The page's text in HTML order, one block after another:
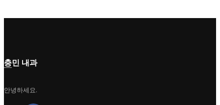
충민 내과
안녕하세요.